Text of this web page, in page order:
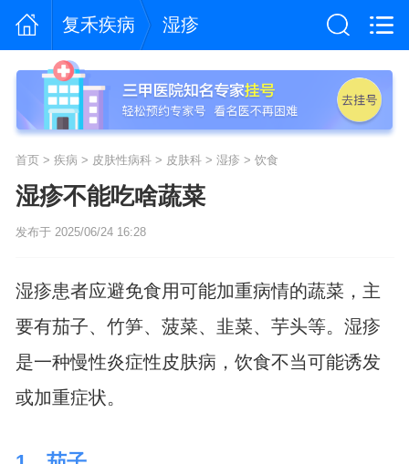
复禾疾病 湿疹
首页> 疾病 > 皮肤性病科> 皮肤科> 湿疹 > 饮食
湿疹不能吃啥蔬菜
发布于 2025/06/24 16:28
湿疹患者应避免食用可能加重病情的蔬菜，主
要有茄子、竹笋、菠菜、韭菜、芋头等。湿疹
是一种慢性炎症性皮肤病，饮食不当可能诱发
或加重症状。